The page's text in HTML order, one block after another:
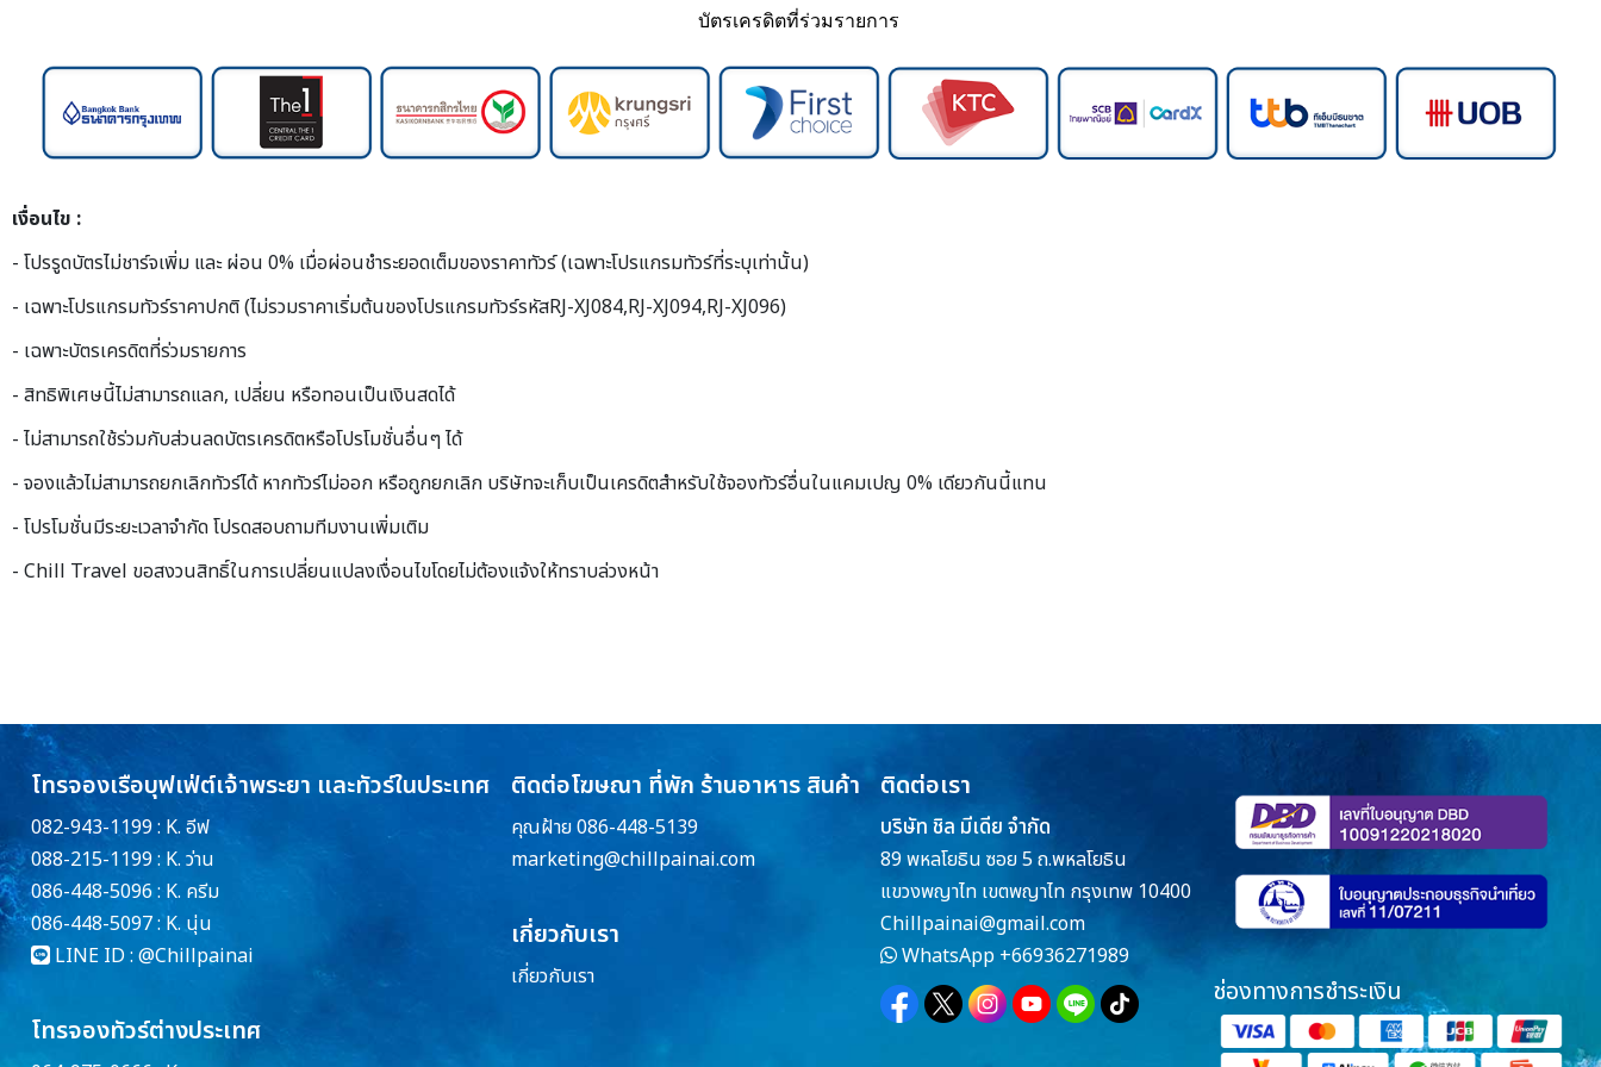
บัตรเครดิตที่ร่วมรายการ
เงื่อนไข :
- โปรรูดบัตรไม่ชาร์จเพิ่ม และ ผ่อน 0% เมื่อผ่อนชำระยอดเต็มของราคาทัวร์ (เฉพาะโปรแกรมทัวร์ที่ระบุเท่านั้น)
- เฉพาะโปรแกรมทัวร์ราคาปกติ (ไม่รวมราคาเริ่มต้นของโปรแกรมทัวร์รหัสRJ-XJ084,RJ-XJ094,RJ-XJ096)
- เฉพาะบัตรเครดิตที่ร่วมรายการ
- สิทธิพิเศษนี้ไม่สามารถแลก, เปลี่ยน หรือทอนเป็นเงินสดได้
- ไม่สามารถใช้ร่วมกับส่วนลดบัตรเครดิตหรือโปรโมชั่นอื่นๆ ได้
- จองแล้วไม่สามารถยกเลิกทัวร์ได้ หากทัวร์ไม่ออก หรือถูกยกเลิก บริษัทจะเก็บเป็นเครดิตสำหรับใช้จองทัวร์อื่นในแคมเปญ 0% เดียวกันนี้แทน
- โปรโมชั่นมีระยะเวลาจำกัด โปรดสอบถามทีมงานเพิ่มเติม
- Chill Travel ขอสงวนสิทธิ์ในการเปลี่ยนแปลงเงื่อนไขโดยไม่ต้องแจ้งให้ทราบล่วงหน้า
โทรจองเรือบุฟเฟ่ต์เจ้าพระยา และทัวร์ในประเทศ
082-943-1199 : K. อีฟ
088-215-1199 : K. ว่าน
086-448-5096 : K. ครีม
086-448-5097 : K. นุ่น
LINE ID : @Chillpainai
โทรจองทัวร์ต่างประเทศ
ติดต่อโฆษณา ที่พัก ร้านอาหาร สินค้า
คุณฝ้าย 086-448-5139
marketing@chillpainai.com
เกี่ยวกับเรา
เกี่ยวกับเรา
ติดต่อเรา
บริษัท ชิล มีเดีย จำกัด
89 พหลโยธิน ซอย 5 ถ.พหลโยธิน
แขวงพญาไท เขตพญาไท กรุงเทพ 10400
Chillpainai@gmail.com
WhatsApp +66936271989
ช่องทางการชำระเงิน